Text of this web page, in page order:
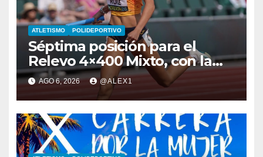
ATLETISMO POLIDEPORTIVO
Séptima posición para el
Relevo 4×400 Mixto, con la
algecireña Ana Alba Ruiz De
Diego, en el Mundial Sub-20
AGO 6, 2026 @ALEX1